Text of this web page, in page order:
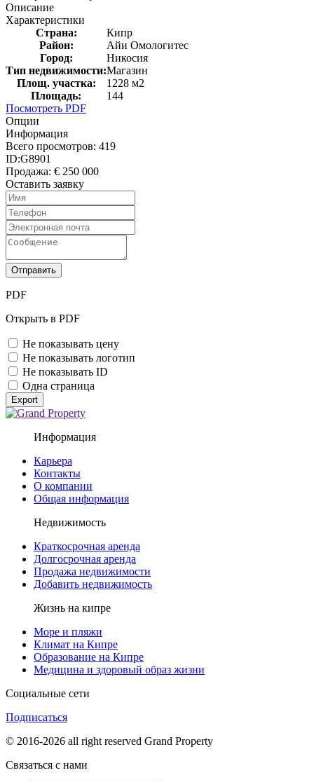
Описание
Характеристики
Страна:
Кипр
Район:
Айи Омологитес
Город:
Никосия
Тип недвижимости:Магазин
Площ. участка:
1228 м2
Площадь:
144
Посмотреть PDF
Опции
Информация
Всего просмотров: 419
ID:G8901
Продажа: € 250 000
Оставить заявку
Отправить
PDF
Открыть в PDF
Не показывать цену
Не показывать логотип
Не показывать ID
Одна страница
Export
Информация
Карьера
Контакты
О компании
Общая информация
Недвижимость
Краткосрочная аренда
Долгосрочная аренда
Продажа недвижимости
Добавить недвижимость
Жизнь на кипре
Море и пляжи
Климат на Кипре
Образование на Кипре
Медицина и здоровый образ жизни
Социальные сети
Подписаться
© 2016-2026 all right reserved Grand Property
Связаться с нами